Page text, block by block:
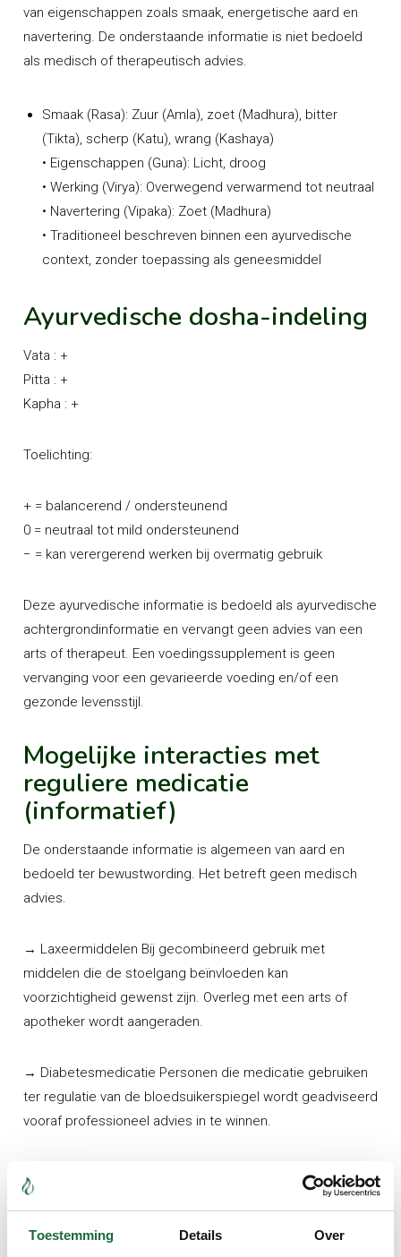
Toestemming Details Over
van eigenschappen zoals smaak, energetische aard en
navertering. De onderstaande informatie is niet bedoeld
als medisch of therapeutisch advies.
Smaak (Rasa): Zuur (Amla), zoet (Madhura), bitter
(Tikta), scherp (Katu), wrang (Kashaya)
• Eigenschappen (Guna): Licht, droog
• Werking (Virya): Overwegend verwarmend tot neutraal
• Navertering (Vipaka): Zoet (Madhura)
• Traditioneel beschreven binnen een ayurvedische
context, zonder toepassing als geneesmiddel
Ayurvedische dosha-indeling
Vata : +
Pitta : +
Kapha : +
Toelichting:
+ = balancerend / ondersteunend
0 = neutraal tot mild ondersteunend
− = kan verergerend werken bij overmatig gebruik
Deze ayurvedische informatie is bedoeld als ayurvedische
achtergrondinformatie en vervangt geen advies van een
arts of therapeut. Een voedingssupplement is geen
vervanging voor een gevarieerde voeding en/of een
gezonde levensstijl.
Mogelijke interacties met
reguliere medicatie
(informatief)
De onderstaande informatie is algemeen van aard en
bedoeld ter bewustwording. Het betreft geen medisch
advies.
→ Laxeermiddelen Bij gecombineerd gebruik met
middelen die de stoelgang beïnvloeden kan
voorzichtigheid gewenst zijn. Overleg met een arts of
apotheker wordt aangeraden.
→ Diabetesmedicatie Personen die medicatie gebruiken
ter regulatie van de bloedsuikerspiegel wordt geadviseerd
vooraf professioneel advies in te winnen.
Bij gebruik van medicatie
die de bloedstolling beïnvloedt kan voorzichtigheid